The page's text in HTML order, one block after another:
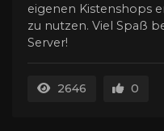
eigenen Kistenshops
zu nutzen. Viel Spaß
Server!
2646 0